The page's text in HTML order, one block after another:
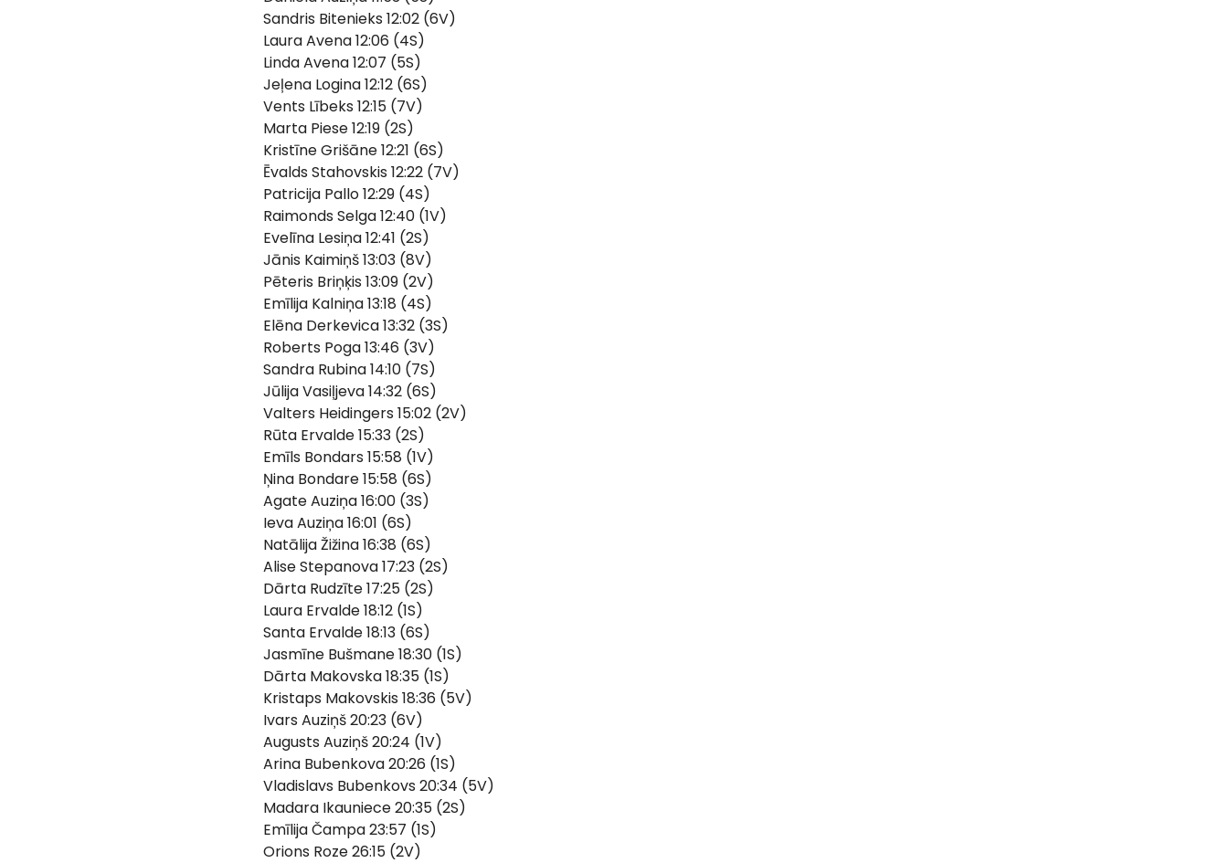
Sandris Bitenieks 12:02 (6V)
Laura Avena 12:06 (4S)
Linda Avena 12:07 (5S)
Jeļena Logina 12:12 (6S)
Vents Lībeks 12:15 (7V)
Marta Piese 12:19 (2S)
Kristīne Grišāne 12:21 (6S)
Ēvalds Stahovskis 12:22 (7V)
Patricija Pallo 12:29 (4S)
Raimonds Selga 12:40 (1V)
Evelīna Lesiņa 12:41 (2S)
Jānis Kaimiņš 13:03 (8V)
Pēteris Briņķis 13:09 (2V)
Emīlija Kalniņa 13:18 (4S)
Elēna Derkevica 13:32 (3S)
Roberts Poga 13:46 (3V)
Sandra Rubina 14:10 (7S)
Jūlija Vasiļjeva 14:32 (6S)
Valters Heidingers 15:02 (2V)
Rūta Ervalde 15:33 (2S)
Emīls Bondars 15:58 (1V)
Ņina Bondare 15:58 (6S)
Agate Auziņa 16:00 (3S)
Ieva Auziņa 16:01 (6S)
Natālija Žižina 16:38 (6S)
Alise Stepanova 17:23 (2S)
Dārta Rudzīte 17:25 (2S)
Laura Ervalde 18:12 (1S)
Santa Ervalde 18:13 (6S)
Jasmīne Bušmane 18:30 (1S)
Dārta Makovska 18:35 (1S)
Kristaps Makovskis 18:36 (5V)
Ivars Auziņš 20:23 (6V)
Augusts Auziņš 20:24 (1V)
Arina Bubenkova 20:26 (1S)
Vladislavs Bubenkovs 20:34 (5V)
Madara Ikauniece 20:35 (2S)
Emīlija Čampa 23:57 (1S)
Orions Roze 26:15 (2V)